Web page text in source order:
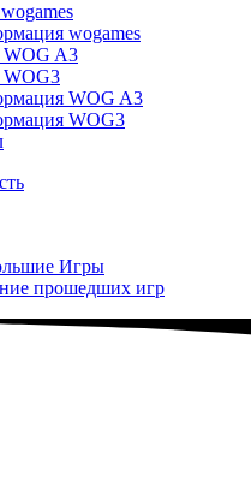
wogames
A3
WOG A3
WOG3
Игры
прошедших игр